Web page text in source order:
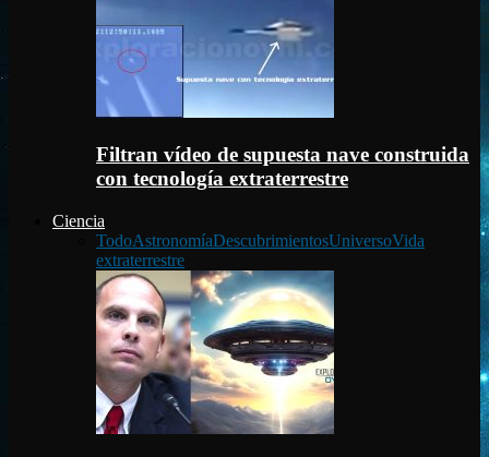
Filtran vídeo de supuesta nave construida
con tecnología extraterrestre
Ciencia
TodoAstronomíaDescubrimientosUniversoVida
extraterrestre